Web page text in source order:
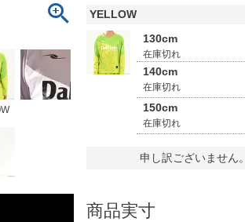
YELLOW
130cm
在庫切れ
140cm
在庫切れ
150cm
在庫切れ
申し訳ございません
商品実寸